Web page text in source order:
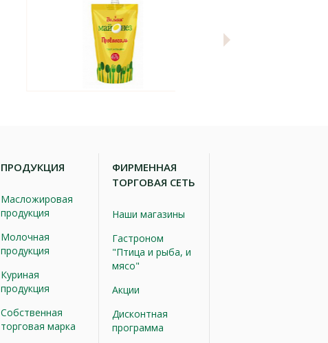
ПРОДУКЦИЯ
Масложировая
продукция
Молочная
продукция
Куриная
продукция
Собственная
торговая марка
ФИРМЕННАЯ
ТОРГОВАЯ СЕТЬ
Наши магазины
Гастроном
"Птица и рыба, и
мясо"
Акции
Дисконтная
программа